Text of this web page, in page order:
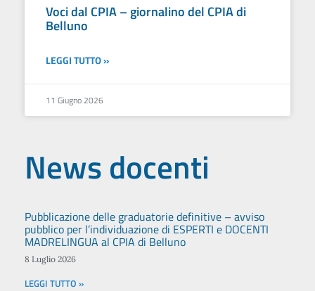
Voci dal CPIA – giornalino del CPIA di
Belluno
LEGGI TUTTO »
11 Giugno 2026
News docenti
Pubblicazione delle graduatorie definitive – avviso
pubblico per l’individuazione di ESPERTI e DOCENTI
MADRELINGUA al CPIA di Belluno
8 Luglio 2026
LEGGI TUTTO »